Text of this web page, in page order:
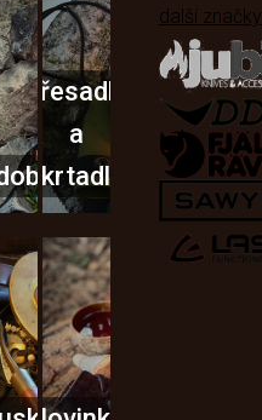
Křesadla
a
škrtadla
další značky